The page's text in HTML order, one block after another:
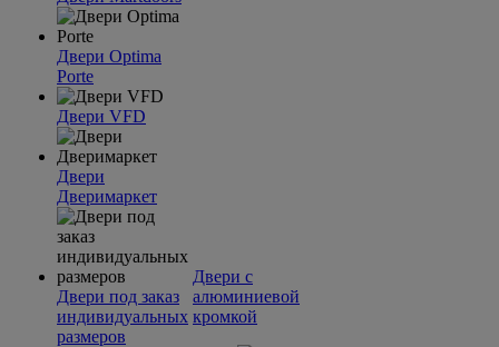
Двери Optima
Porte
Двери VFD
Двери
Дверимаркет
Двери под заказ
индивидуальных
размеров
Двери с
алюминиевой
кромкой